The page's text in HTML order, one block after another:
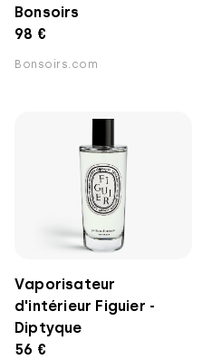
Bonsoirs
98 €
Bonsoirs.com
Vaporisateur
d'intérieur Figuier -
Diptyque
56 €